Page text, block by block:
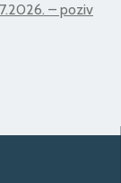
– poziv